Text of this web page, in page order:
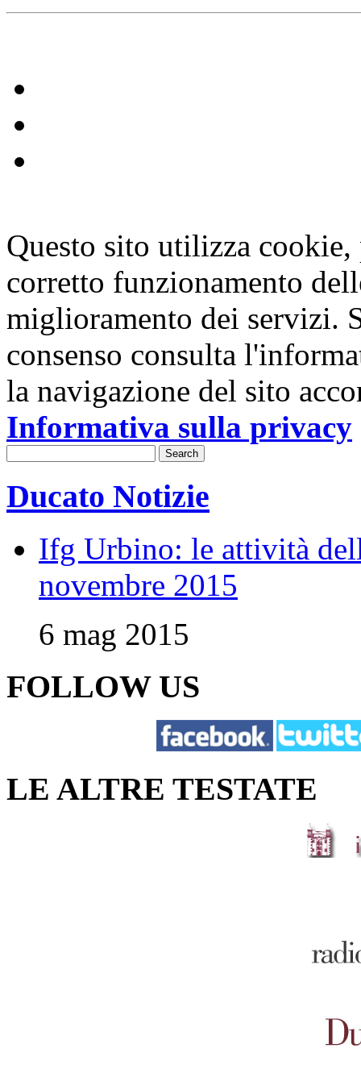
Questo sito utilizza
corretto funzionamento
miglioramento dei servizi.
consenso consulta
la navigazione del sito
Informativa sulla privacy
Ducato Notizie
Ifg Urbino: le attività
novembre 2015
6 mag 2015
FOLLOW US
LE ALTRE TESTATE